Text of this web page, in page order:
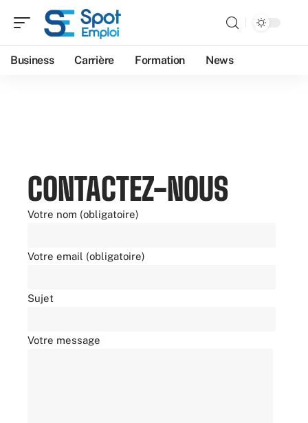
Business Carrière Formation News
CONTACTEZ-NOUS
Votre nom (obligatoire)
Votre email (obligatoire)
Sujet
Votre message